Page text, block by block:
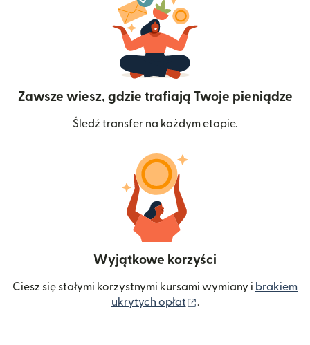
Zawsze wiesz, gdzie trafiają Twoje pieniądze
Śledź transfer na każdym etapie.
Wyjątkowe korzyści
Ciesz się stałymi korzystnymi kursami wymiany i brakiem
ukrytych opłat
.